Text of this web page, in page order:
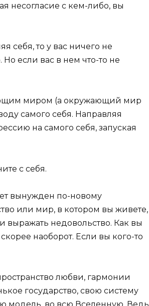
несогласие с кем-либо, вы
себя, то у вас ничего не
если вас в нем что-то не
миром (а окружающий мир
самого себя. Направляя
на самого себя, запуская
с себя.
вынужден по-новому
или мир, в котором вы живете,
выражать недовольство. Как вы
наоборот. Если вы кого-то
любви, гармонии
государство, свою систему